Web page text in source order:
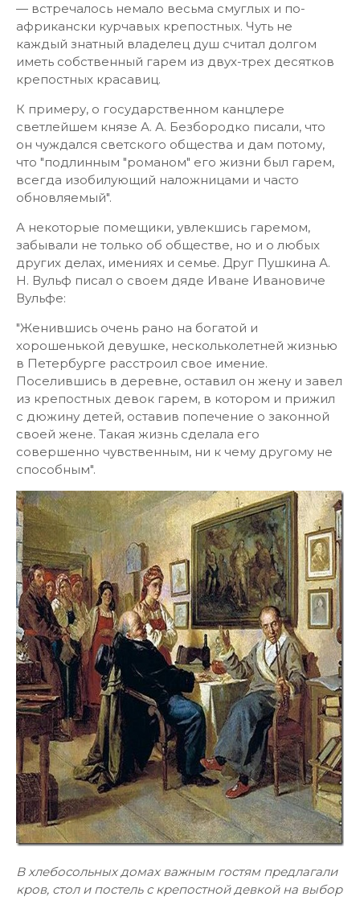
— встречалось немало весьма смуглых и по-
африкански курчавых крепостных. Чуть не
каждый знатный владелец душ считал долгом
иметь собственный гарем из двух-трех десятков
крепостных красавиц.
К примеру, о государственном канцлере
светлейшем князе А. А. Безбородко писали, что
он чуждался светского общества и дам потому,
что "подлинным "романом" его жизни был гарем,
всегда изобилующий наложницами и часто
обновляемый".
А некоторые помещики, увлекшись гаремом,
забывали не только об обществе, но и о любых
других делах, имениях и семье. Друг Пушкина А.
Н. Вульф писал о своем дяде Иване Ивановиче
Вульфе:
"Женившись очень рано на богатой и
хорошенькой девушке, нескольколетней жизнью
в Петербурге расстроил свое имение.
Поселившись в деревне, оставил он жену и завел
из крепостных девок гарем, в котором и прижил
с дюжину детей, оставив попечение о законной
своей жене. Такая жизнь сделала его
совершенно чувственным, ни к чему другому не
способным".
В хлебосольных домах важным гостям предлагали
кров, стол и постель с крепостной девкой на выбор